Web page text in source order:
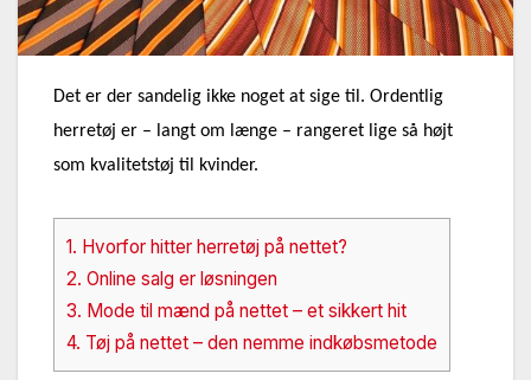
Det er der sandelig ikke noget at sige til. Ordentlig
herretøj er – langt om længe – rangeret lige så højt
som kvalitetstøj til kvinder.
1. Hvorfor hitter herretøj på nettet?
2. Online salg er løsningen
3. Mode til mænd på nettet – et sikkert hit
4. Tøj på nettet – den nemme indkøbsmetode